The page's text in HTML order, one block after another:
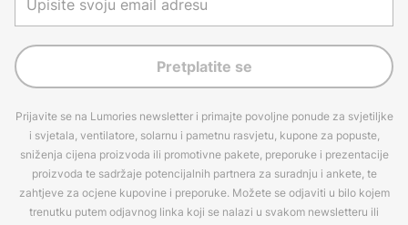
Pretplatite se
Prijavite se na Lumories newsletter i primajte povoljne ponude za svjetiljke
i svjetala, ventilatore, solarnu i pametnu rasvjetu, kupone za popuste,
sniženja cijena proizvoda ili promotivne pakete, preporuke i prezentacije
proizvoda te sadržaje potencijalnih partnera za suradnju i ankete, te
zahtjeve za ocjene kupovine i preporuke. Možete se odjaviti u bilo kojem
trenutku putem odjavnog linka koji se nalazi u svakom newsletteru ili